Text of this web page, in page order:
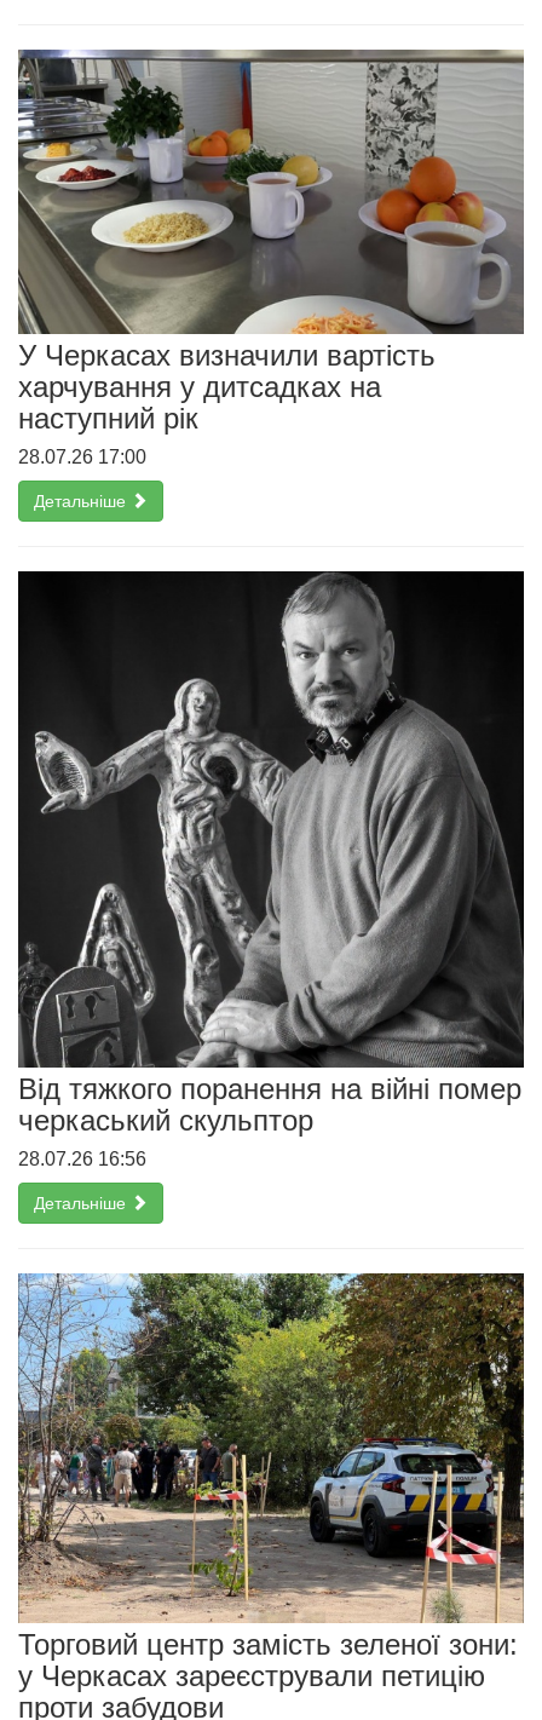
У Черкасах визначили вартість
харчування у дитсадках на
наступний рік
28.07.26 17:00
Детальніше
Від тяжкого поранення на війні помер
черкаський скульптор
28.07.26 16:56
Детальніше
Торговий центр замість зеленої зони:
у Черкасах зареєстрували петицію
проти забудови